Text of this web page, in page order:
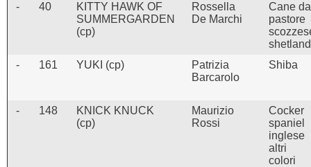
-
40
KITTY HAWK OF
SUMMERGARDEN
(cp)
Rossella
De Marchi
Cane da
pastore
shetland
-
161 YUKI (cp)
Patrizia
Barcarolo
Shiba
- 148
KNICK KNUCK
(cp)
Maurizio
Rossi
Cocker
spaniel
inglese
altri
colori